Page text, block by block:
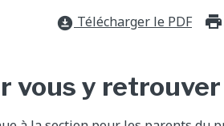
download_for_offline Télécharger le PDF
vous y retrouver